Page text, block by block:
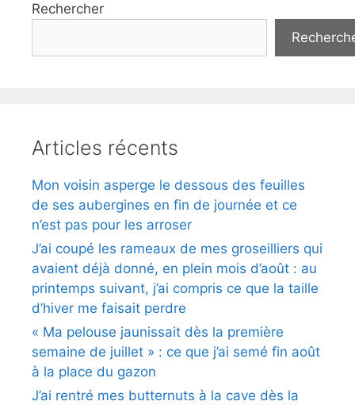
Rechercher
Articles récents
Mon voisin asperge le dessous des feuilles
de ses aubergines en fin de journée et ce
n’est pas pour les arroser
J’ai coupé les rameaux de mes groseilliers qui
avaient déjà donné, en plein mois d’août : au
printemps suivant, j’ai compris ce que la taille
d’hiver me faisait perdre
« Ma pelouse jaunissait dès la première
semaine de juillet » : ce que j’ai semé fin août
à la place du gazon
J’ai rentré mes butternuts à la cave dès la